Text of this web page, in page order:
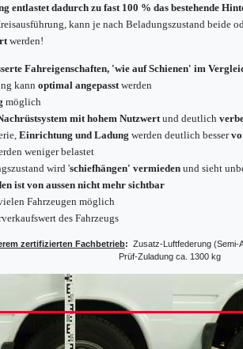
entlastet dadurch zu fast 100 % das bestehende
kann je nach Beladungszustand beide
werden!
Fahreigenschaften, 'wie auf Schienen' im
kann optimal angepasst werden
möglich
mit hohem Nutzwert und deutlich
Einrichtung und Ladung werden deutlich besser
weniger belastet
wird 'schiefhängen' vermieden und sieht
ist von aussen nicht mehr sichtbar
Fahrzeugen möglich
des Fahrzeugs
zertifizierten Fachbetrieb: Zusatz-Luftfederung (Semi-
ca. 1300 kg